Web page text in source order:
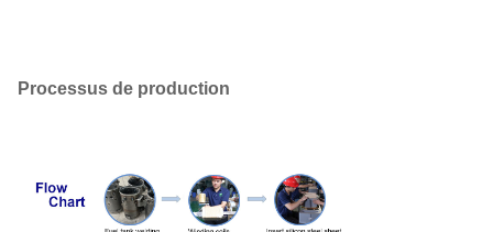
Processus de production